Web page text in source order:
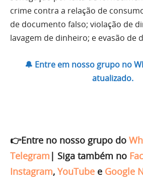
crime contra a relação de
de documento falso; violação de
lavagem de dinheiro; e evasão de
🔔 Entre em nosso grupo no
atualizado.
👉Entre no nosso grupo do
Telegram | Siga também no
Instagram, YouTube e Google